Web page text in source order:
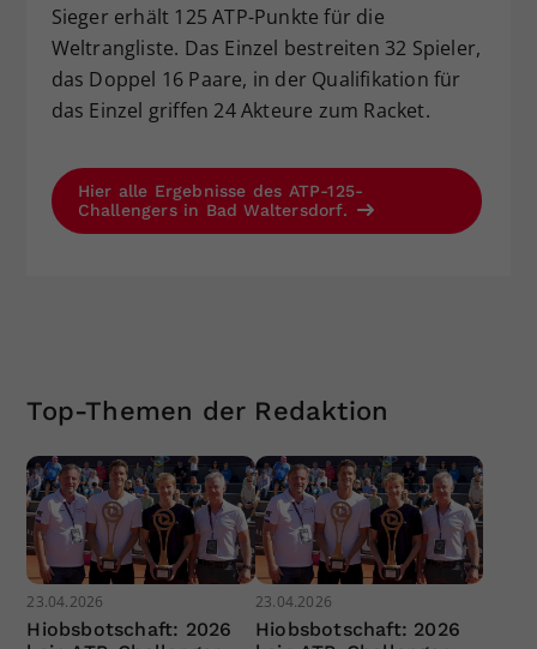
Sieger erhält 125 ATP-Punkte für die
Weltrangliste. Das Einzel bestreiten 32 Spieler,
das Doppel 16 Paare, in der Qualifikation für
das Einzel griffen 24 Akteure zum Racket.
Hier alle Ergebnisse des ATP-125-
Challengers in Bad Waltersdorf.
Top-Themen der Redaktion
23.04.2026
Hiobsbotschaft: 2026
23.04.2026
Hiobsbotschaft: 2026